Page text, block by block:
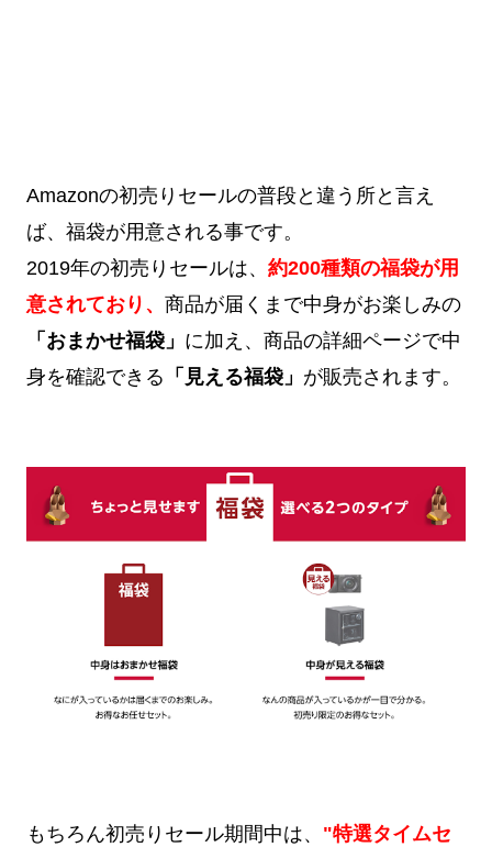
Amazonの初売りセールの普段と違う所と言え
ば、福袋が用意される事です。
2019年の初売りセールは、 約200種類の福袋が用
意されており、 商品が届くまで中身がお楽しみの
「おまかせ福袋」 に加え、商品の詳細ページで中
身を確認できる 「見える福袋」 が販売されます。
もちろん初売りセール期間中は、 "特選タイムセ